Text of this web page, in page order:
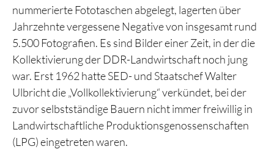
nummerierte Fototaschen abgelegt, lagerten über
Jahrzehnte vergessene Negative von insgesamt rund
5.500 Fotografien. Es sind Bilder einer Zeit, in der die
Kollektivierung der DDR-Landwirtschaft noch jung
war. Erst 1962 hatte SED- und Staatschef Walter
Ulbricht die „Vollkollektivierung“ verkündet, bei der
zuvor selbstständige Bauern nicht immer freiwillig in
Landwirtschaftliche Produktionsgenossenschaften
(LPG) eingetreten waren.